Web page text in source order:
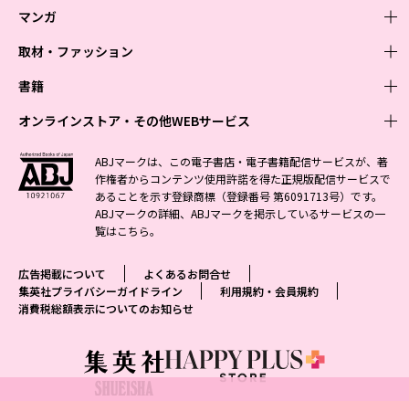
マンガ
少年マンガ
Vジャンプ
最強ジャンプ
少年ジャンプ+
ジャンプTOON
ジャンプルーキー！
S-MANGA
集英社コミック文庫
青年マンガ
ZEBRACK
S-MANGA
集英社ジャンプリミックス
週刊ヤングジャンプ
ヤングジャンプ定期購読デジタル
となりのヤングジャンプ
グランドジャンプ
少女マンガ
ZEBRACK
S-MANGA
集英社コミック文庫
マーガレット
別冊マーガレット
リマコミ
マンガMeets
女性マンガ
ジャンプTOON
集英社コミック文庫
マンガMee公式サイト
リマコミ
取材・ファッション
ファッション・美容
BAILA
MAQUIA
eclat
T JAPAN
MEN'S NON-NO
芸能・情報・スポーツ
週プレNEWS
週プレ グラジャパ!
書籍
文芸・文庫・総合
小説すばる
集英社 文芸ステーション
web 集英社文庫
アジア人物史
学芸・ノンフィクション・新書
1日5分で、明日は変わる よみタイ yomitai
集英社学芸部 - 学芸・ノンフィクション
集英社ビジネス書
集英社新書プラス - 知の水先案内人
kotoba
情報・知識＆オピニオン imidas
ライトノベル・ノベライズ
集英社オレンジ文庫
ダッシュエックス文庫公式サイト
集英社Webマガジン コバルト
集英社の児童図書 S-KIDS.LAND
オンラインストア・その他WEBサービス
オンラインストア
OTO
SHUEISHA MANGA-ART HERITAGE
ジャンプキャラクターズストア
HAPPY PLUS STORE
SHUEISHA VOX
LEEマルシェ
eclat premium
その他WEBサービス
集英社アドナビ
ABJマークは、この電子書店・電子書籍配信サービスが、著
作権者からコンテンツ使用許諾を得た正規版配信サービスで
あることを示す登録商標（登録番号 第6091713号）です。
ABJマークの詳細、ABJマークを掲示しているサービスの一
覧はこちら。
広告掲載について
よくあるお問合せ
集英社プライバシーガイドライン
利用規約・会員規約
消費税総額表示についてのお知らせ